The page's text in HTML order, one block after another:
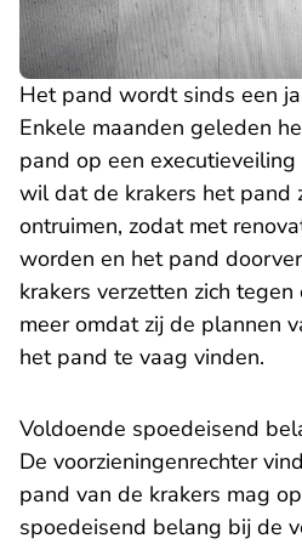
Het pand wordt sinds een
Enkele maanden geleden
pand op een
wil dat de krakers het pand
ontruimen, zodat met
worden en het pand
krakers verzetten zich
meer omdat zij de plannen
het pand te vaag vinden.
Voldoende spoedeisend
De voorzieningenrechter
pand van de krakers mag
spoedeisend belang bij de